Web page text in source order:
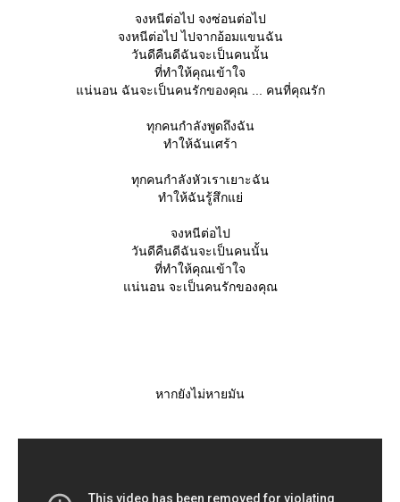
จงหนีต่อไป จงซ่อนต่อไป
จงหนีต่อไป ไปจากอ้อมแขนฉัน
วันดีคืนดีฉันจะเป็นคนนั้น
ที่ทำให้คุณเข้าใจ
น่นอน ฉันจะเป็นคนรักของคุณ ... คนที่คุณรัก
ทุกคนกำลังพูดถึงฉัน
ทำให้ฉันเศร้า
ทุกคนกำลังหัวเราเยาะฉัน
ทำให้ฉันรู้สึกแย่
จงหนีต่อไป
วันดีคืนดีฉันจะเป็นคนนั้น
ที่ทำให้คุณเข้าใจ
น่นอน จะเป็นคนรักของคุณ
หากยังไม่หายมัน